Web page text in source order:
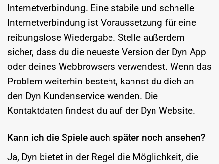
Internetverbindung. Eine stabile und schnelle
Internetverbindung ist Voraussetzung für eine
reibungslose Wiedergabe. Stelle außerdem
sicher, dass du die neueste Version der Dyn App
oder deines Webbrowsers verwendest. Wenn das
Problem weiterhin besteht, kannst du dich an
den Dyn Kundenservice wenden. Die
Kontaktdaten findest du auf der Dyn Website.
Kann ich die Spiele auch später noch ansehen?
Ja, Dyn bietet in der Regel die Möglichkeit, die